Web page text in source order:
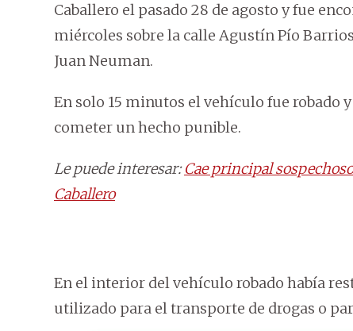
Caballero el pasado 28 de agosto y fue
miércoles sobre la calle Agustín Pío
Juan Neuman.
En solo 15 minutos el vehículo fue robado
cometer un hecho punible.
Le puede interesar:Cae principal
Caballero
En el interior del vehículo robado había
utilizado para el transporte de drogas o